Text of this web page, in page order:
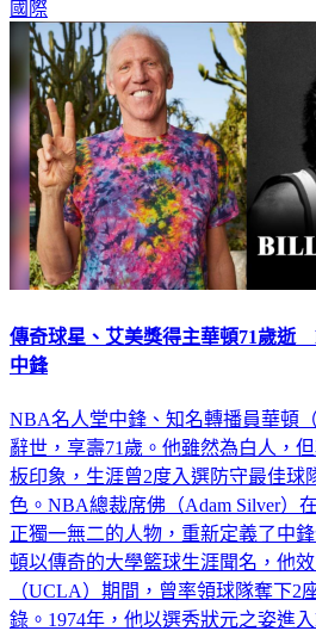
國際
傳奇球星、艾美獎得主華頓71歲逝
NBA名人堂中鋒、知名轉播員華頓
辭世，享壽71歲。他雖然為白人，
板印象，生涯曾2度入選防守最佳球
色。NBA總裁席佛（Adam Silver）
正獨一無二的人物，重新定義了中
頓以傳奇的大學籃球生涯聞名，他
（UCLA）期間，曾率領球隊奪下2